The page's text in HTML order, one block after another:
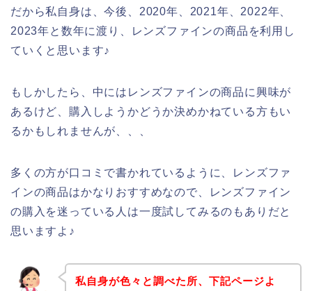
だから私自身は、今後、2020年、2021年、2022年、
2023年と数年に渡り、レンズファインの商品を利用し
ていくと思います♪
もしかしたら、中にはレンズファインの商品に興味が
あるけど、購入しようかどうか決めかねている方もい
るかもしれませんが、、、
多くの方が口コミで書かれているように、レンズファ
インの商品はかなりおすすめなので、レンズファイン
の購入を迷っている人は一度試してみるのもありだと
思いますよ♪
私自身が色々と調べた所、下記ページよ